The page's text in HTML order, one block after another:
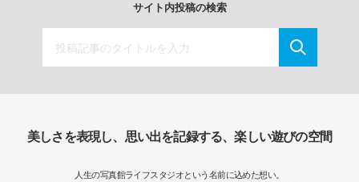
サイト内投稿の検索
美しさを表現し、思い出を記録する、楽しい遊びの空間
人生の写真館ライフスタジオという名前に込めた想い。